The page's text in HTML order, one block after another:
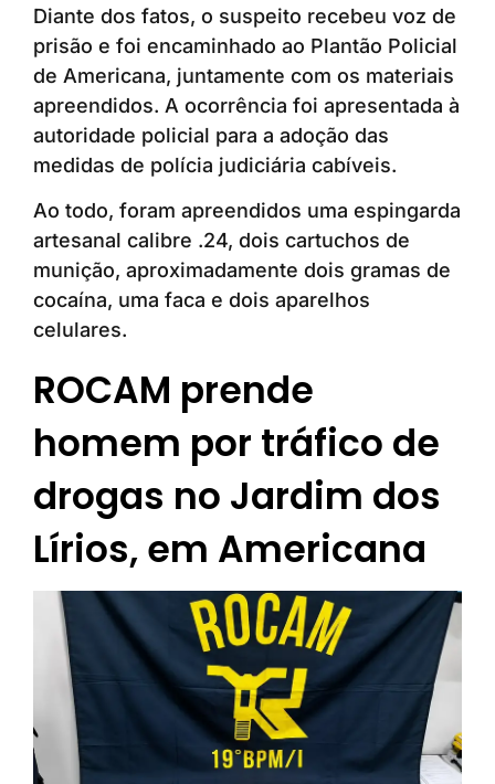
Diante dos fatos, o suspeito recebeu voz de
prisão e foi encaminhado ao Plantão Policial
de Americana, juntamente com os materiais
apreendidos. A ocorrência foi apresentada à
autoridade policial para a adoção das
medidas de polícia judiciária cabíveis.
Ao todo, foram apreendidos uma espingarda
artesanal calibre .24, dois cartuchos de
munição, aproximadamente dois gramas de
cocaína, uma faca e dois aparelhos
celulares.
ROCAM prende
homem por tráfico de
drogas no Jardim dos
Lírios, em Americana